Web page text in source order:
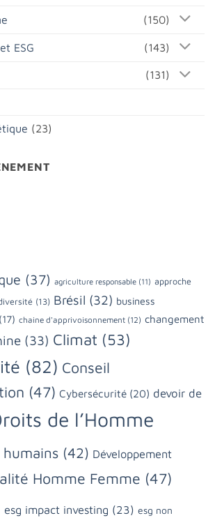
(150)
ESG (143)
(131)
(23)
(37) agriculture responsable (11) approche
(13) Brésil (32) business
(17) chaine d'apprivoisonnement (12) changement
(33) Climat (53)
(82) Conseil
(47) Cybersécurité (20) devoir de
de l’Homme
(42) Développement
Homme Femme (47)
esg impact investing (23) esg non